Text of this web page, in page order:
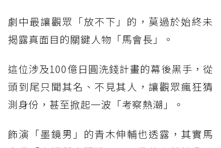
劇中最讓觀眾「放不下」的，莫過於始終未
揭露真面目的關鍵人物「馬會長」。
這位涉及100億日圓洗錢計畫的幕後黑手，從
頭到尾只聞其名、不見其人，讓觀眾瘋狂猜
測身份，甚至掀起一波「考察熱潮」。
飾演「墨鏡男」的青木伸輔也透露，其實馬